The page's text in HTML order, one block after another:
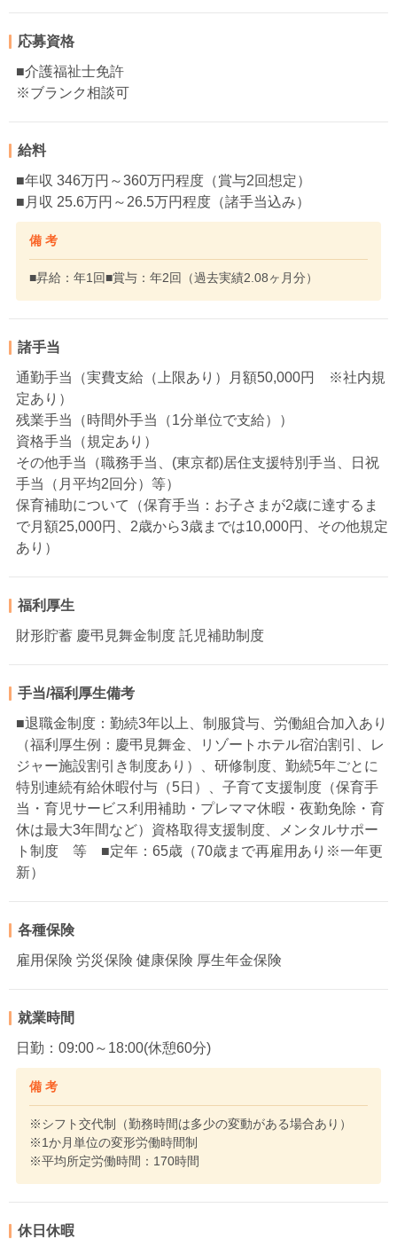
応募資格
■介護福祉士免許
※ブランク相談可
給料
■年収 346万円～360万円程度（賞与2回想定）
■月収 25.6万円～26.5万円程度（諸手当込み）
備 考
■昇給：年1回■賞与：年2回（過去実績2.08ヶ月分）
諸手当
通勤手当（実費支給（上限あり）月額50,000円 ※社内規
定あり）
残業手当（時間外手当（1分単位で支給））
資格手当（規定あり）
その他手当（職務手当、(東京都)居住支援特別手当、日祝
手当（月平均2回分）等）
保育補助について（保育手当：お子さまが2歳に達するま
で月額25,000円、2歳から3歳までは10,000円、その他規定
あり）
福利厚生
財形貯蓄 慶弔見舞金制度 託児補助制度
手当/福利厚生備考
■退職金制度：勤続3年以上、制服貸与、労働組合加入あり
（福利厚生例：慶弔見舞金、リゾートホテル宿泊割引、レ
ジャー施設割引き制度あり）、研修制度、勤続5年ごとに
特別連続有給休暇付与（5日）、子育て支援制度（保育手
当・育児サービス利用補助・プレママ休暇・夜勤免除・育
休は最大3年間など）資格取得支援制度、メンタルサポー
ト制度 等 ■定年：65歳（70歳まで再雇用あり※一年更
新）
各種保険
雇用保険 労災保険 健康保険 厚生年金保険
就業時間
日勤：09:00～18:00(休憩60分)
備 考
※シフト交代制（勤務時間は多少の変動がある場合あり）
※1か月単位の変形労働時間制
※平均所定労働時間：170時間
休日休暇